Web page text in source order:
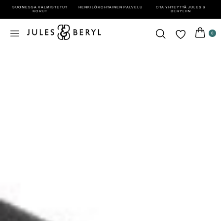
SUOMESSA VALMISTETUT
KORUT
HENKILÖ­KOHTAINEN PALVELU
OTA YHTEYTTÄ JULES &
BERYLIIN
0